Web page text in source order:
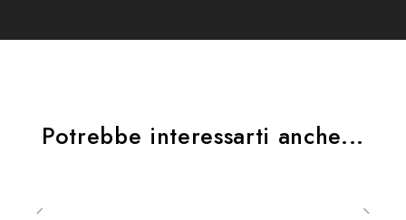
Potrebbe interessarti anche...